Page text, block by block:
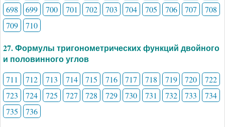
698
699 700 701 702 703 704 705 706 707
708
709
710
27. Формулы тригонометрических функций двойного
и половинного углов
711 712 713 714 715 716 717 718 719 720
722
723
724 725 727 728 729 730 731 732 733
734
735
736